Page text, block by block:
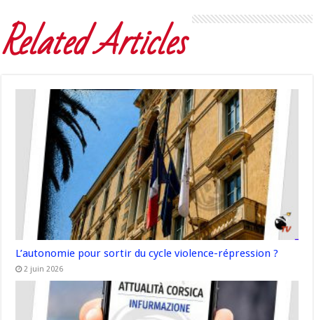
Related Articles
L’autonomie pour sortir du cycle violence-répression ?
2 juin 2026